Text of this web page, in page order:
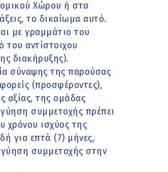
Χώρου ή στα
το δικαίωμα αυτό.
με γραμμάτιο του
αντίστοιχου
διακήρυξης).
σύναψης της παρούσας
(προσφέροντες),
αξίας, της ομάδας
συμμετοχής πρέπει
χρόνου ισχύος της
για επτά (7) μήνες,
συμμετοχής στην